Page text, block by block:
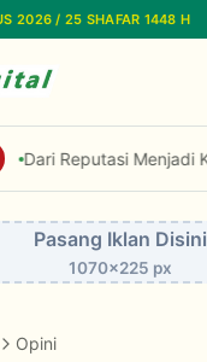
utama
2026 / 25 SHAFAR 1448 H
Dari Reputasi Menjadi
Pasang Iklan Disini
1070x225 px
Opini